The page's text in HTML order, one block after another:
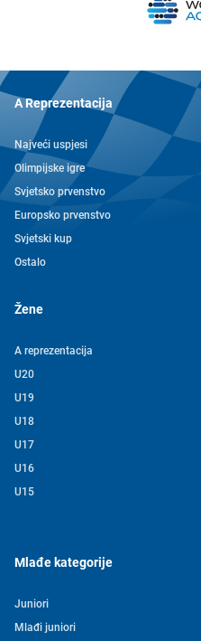
A Reprezentacija
Najveći uspjesi
Olimpijske igre
Svjetsko prvenstvo
Europsko prvenstvo
Svjetski kup
Ostalo
Žene
A reprezentacija
U20
U19
U18
U17
U16
U15
Mlađe kategorije
Juniori
Mlađi juniori